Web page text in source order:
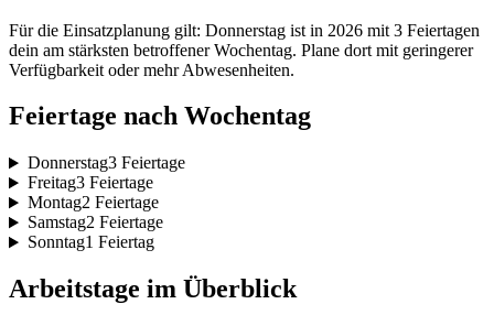
Für die Einsatzplanung gilt: Donnerstag ist in 2026 mit 3 Feiertagen
dein am stärksten betroffener Wochentag. Plane dort mit geringerer
Verfügbarkeit oder mehr Abwesenheiten.
Feiertage nach Wochentag
Donnerstag3 Feiertage
Freitag3 Feiertage
Montag2 Feiertage
Samstag2 Feiertage
Sonntag1 Feiertag
Arbeitstage im Überblick